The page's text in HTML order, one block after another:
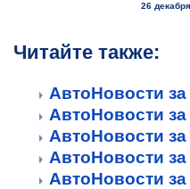
26
Читайте также:
АвтоНовости за
АвтоНовости за
АвтоНовости за
АвтоНовости за
АвтоНовости за